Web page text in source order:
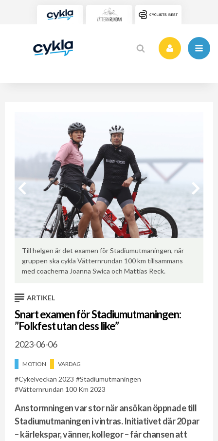
Till helgen är det examen för Stadiumutmaningen, när
gruppen ska cykla Vätternrundan 100 km tillsammans
med coacherna Joanna Swica och Mattias Reck.
ARTIKEL
Snart examen för Stadiumutmaningen:
”Folkfest utan dess like”
2023-06-06
MOTION VARDAG
Cykelveckan 2023
Stadiumutmaningen
Vätternrundan 100 Km 2023
Anstormningen var stor när ansökan öppnade till
Stadiumutmaningen i vintras. Initiativet där 20 par
– kärlekspar, vänner, kollegor – får chansen att